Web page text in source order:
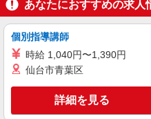
あなたにおすすめの求人
個別指導講師
時給 1,040円〜1,390円
仙台市青葉区
詳細を見る